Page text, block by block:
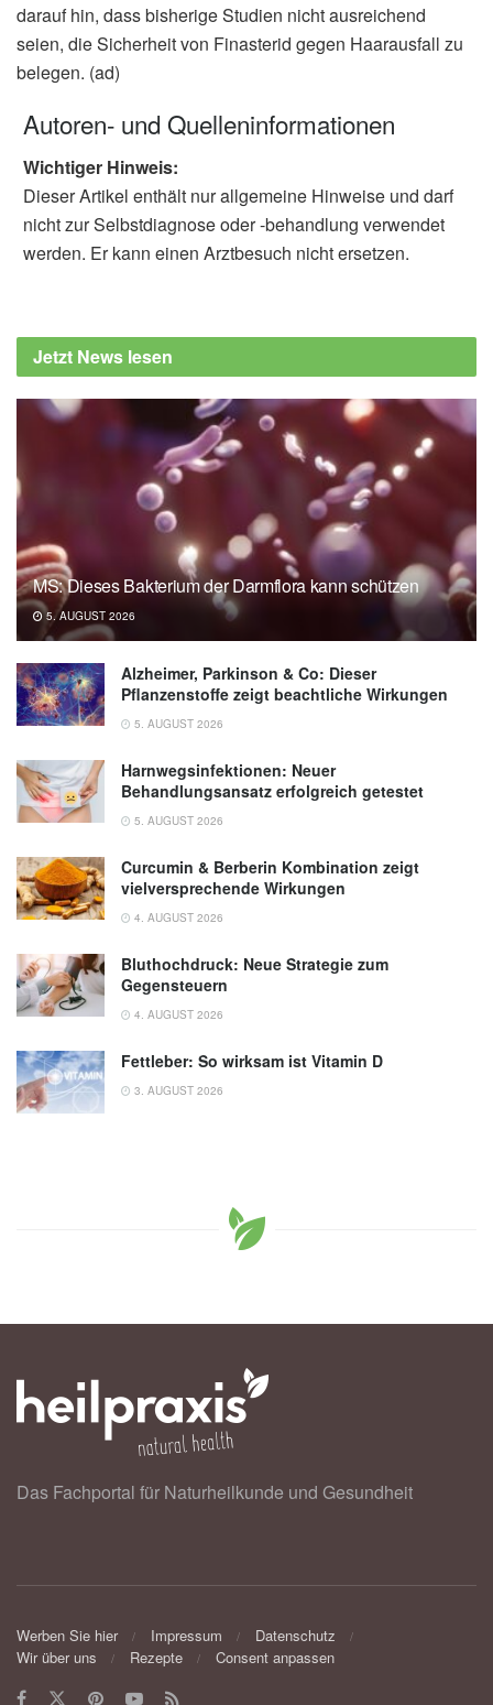
darauf hin, dass bisherige Studien nicht ausreichend
seien, die Sicherheit von Finasterid gegen Haarausfall zu
belegen. (ad)
Autoren- und Quelleninformationen
Wichtiger Hinweis:
Dieser Artikel enthält nur allgemeine Hinweise und darf
nicht zur Selbstdiagnose oder -behandlung verwendet
werden. Er kann einen Arztbesuch nicht ersetzen.
Jetzt News lesen
MS: Dieses Bakterium der Darmflora kann schützen
5. AUGUST 2026
Alzheimer, Parkinson & Co: Dieser
Pflanzenstoffe zeigt beachtliche Wirkungen
5. AUGUST 2026
Harnwegsinfektionen: Neuer
Behandlungsansatz erfolgreich getestet
5. AUGUST 2026
Curcumin & Berberin Kombination zeigt
vielversprechende Wirkungen
4. AUGUST 2026
Bluthochdruck: Neue Strategie zum
Gegensteuern
4. AUGUST 2026
Fettleber: So wirksam ist Vitamin D
3. AUGUST 2026
Das Fachportal für Naturheilkunde und Gesundheit
Werben Sie hier Impressum
Datenschutz
Wir über uns
Rezepte Consent anpassen